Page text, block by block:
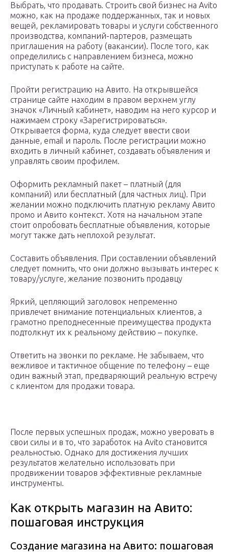
Выбрать, что продавать. Строить свой бизнес на Avito
можно, как на продаже поддержанных, так и новых
вещей, рекламировать товары и услуги собственного
производства, компаний-партеров, размещать
приглашения на работу (вакансии). После того, как
определились с направлением бизнеса, можно
приступать к работе на сайте.
Пройти регистрацию на Авито. На открывшейся
странице сайте находим в правом верхнем углу
значок «Личный кабинет», наводим на него курсор и
нажимаем строку «Зарегистрироваться».
Открывается форма, куда следует ввести свои
данные, email и пароль. После регистрации можно
входить в личный кабинет, создавать объявления и
управлять своим профилем.
Оформить рекламный пакет – платный (для
компаний) или бесплатный (для частных лиц). При
желании можно подключить платную рекламу Авито
промо и Авито контекст. Хотя на начальном этапе
стоит опробовать бесплатные объявления, которые
могут также дать неплохой результат.
Составить объявления. При составлении объявлений
следует помнить, что они должно вызывать интерес к
товару/услуге, желание позвонить продавцу
Яркий, цепляющий заголовок непременно
привлечет внимание потенциальных клиентов, а
грамотно преподнесенные преимущества продукта
подтолкнут их к реальному действию – покупке.
Ответить на звонки по рекламе. Не забываем, что
вежливое и тактичное общение по телефону – еще
один важный этап, предваряющий реальную встречу
с клиентом для продажи товара.
После первых успешных продаж, можно уверовать в
свои силы и в то, что заработок на Avito становится
реальностью. Однако для достижения лучших
результатов желательно использовать при
продвижении товаров эффективные рекламные
инструменты.
Как открыть магазин на Авито:
пошаговая инструкция
Создание магазина на Авито: пошаговая